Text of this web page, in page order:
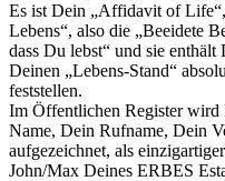
Es ist Dein „Affidavit of
Lebens“, also die „Beeidete
dass Du lebst“ und sie enthält
Deinen „Lebens-Stand“
feststellen.
Im Öffentlichen Register wird
Name, Dein Rufname, Dein
aufgezeichnet, als
John/Max Deines ERBES